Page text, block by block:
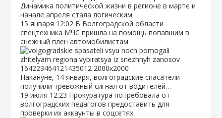
Динамика политической жизни в регионе в марте и
начале апреля стала логическим…
15 января 12:02 В Волгоградской области
спецтехника МЧС пришла на помощь попавшим в
снежный плен автомобилистам
Накануне, 14 января, волгоградские спасатели
получили тревожный сигнал от водителей…
19 июля 12:23 Прокуратура потребовала от
волгоградских педагогов предоставить для
проверки их аккаунты в соцсетях